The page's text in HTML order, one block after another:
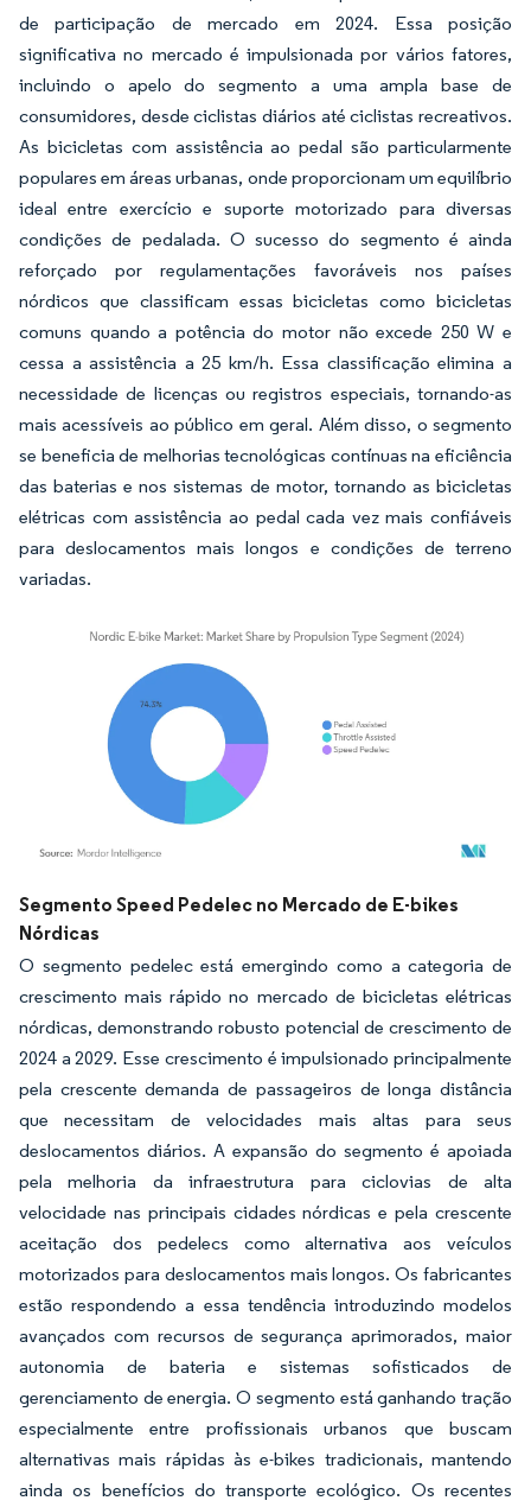
de participação de mercado em 2024. Essa posição
significativa no mercado é impulsionada por vários fatores,
incluindo o apelo do segmento a uma ampla base de
consumidores, desde ciclistas diários até ciclistas recreativos.
As bicicletas com assistência ao pedal são particularmente
populares em áreas urbanas, onde proporcionam um equilíbrio
ideal entre exercício e suporte motorizado para diversas
condições de pedalada. O sucesso do segmento é ainda
reforçado por regulamentações favoráveis nos países
nórdicos que classificam essas bicicletas como bicicletas
comuns quando a potência do motor não excede 250 W e
cessa a assistência a 25 km/h. Essa classificação elimina a
necessidade de licenças ou registros especiais, tornando-as
mais acessíveis ao público em geral. Além disso, o segmento
se beneficia de melhorias tecnológicas contínuas na eficiência
das baterias e nos sistemas de motor, tornando as bicicletas
elétricas com assistência ao pedal cada vez mais confiáveis
para deslocamentos mais longos e condições de terreno
variadas.
Imagem © Mordor Intelligence. O reuso requer atribuição conforme CC BY 4.0.
Segmento Speed Pedelec no Mercado de E-bikes
Nórdicas
O segmento pedelec está emergindo como a categoria de
crescimento mais rápido no mercado de bicicletas elétricas
nórdicas, demonstrando robusto potencial de crescimento de
2024 a 2029. Esse crescimento é impulsionado principalmente
pela crescente demanda de passageiros de longa distância
que necessitam de velocidades mais altas para seus
deslocamentos diários. A expansão do segmento é apoiada
pela melhoria da infraestrutura para ciclovias de alta
velocidade nas principais cidades nórdicas e pela crescente
aceitação dos pedelecs como alternativa aos veículos
motorizados para deslocamentos mais longos. Os fabricantes
estão respondendo a essa tendência introduzindo modelos
avançados com recursos de segurança aprimorados, maior
autonomia de bateria e sistemas sofisticados de
gerenciamento de energia. O segmento está ganhando tração
especialmente entre profissionais urbanos que buscam
alternativas mais rápidas às e-bikes tradicionais, mantendo
ainda os benefícios do transporte ecológico. Os recentes